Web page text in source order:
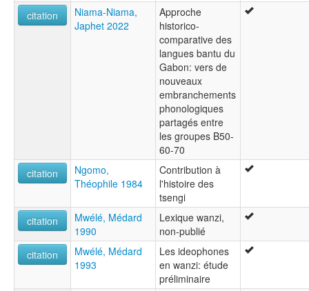
citation
Niama-Niama,
Japhet 2022
Approche
historico-
comparative des
langues bantu du
Gabon: vers de
nouveaux
embranchements
phonologiques
partagés entre
les groupes B50-
60-70
citation
Ngomo,
Théophile 1984
Contribution à
l'histoire des
tsengi
citation
Mwélé, Médard
1990
Lexique wanzi,
non-publié
citation
Mwélé, Médard
1993
Les ideophones
en wanzi: étude
préliminaire